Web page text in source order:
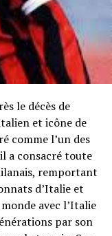
le décès de
et icône de
comme l’un des
a consacré toute
remportant
d’Italie et
avec l’Italie
par son